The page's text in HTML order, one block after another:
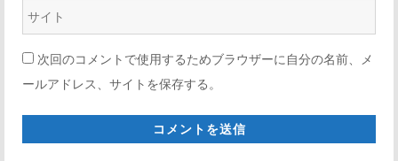
ル
*
ウ
ェ
ブ
サ
次回のコメントで使用するためブラウザーに自分の名前、メ
ールアドレス、サイトを保存する。